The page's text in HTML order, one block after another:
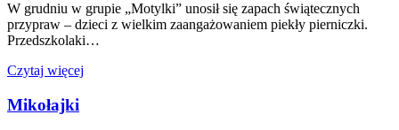
W grudniu w grupie „Motylki” unosił się zapach świątecznych
przypraw – dzieci z wielkim zaangażowaniem piekły pierniczki.
Przedszkolaki…
Czytaj więcej
Mikołajki